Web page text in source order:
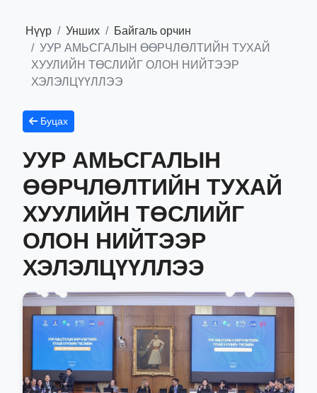
Нүүр Унших
Байгаль орчин
УУР АМЬСГАЛЫН ӨӨРЧЛӨЛТИЙН ТУХАЙ
ХУУЛИЙН ТӨСЛИЙГ ОЛОН НИЙТЭЭР
ХЭЛЭЛЦҮҮЛЛЭЭ
Буцах
УУР АМЬСГАЛЫН
ӨӨРЧЛӨЛТИЙН ТУХАЙ
ХУУЛИЙН ТӨСЛИЙГ
ОЛОН НИЙТЭЭР
ХЭЛЭЛЦҮҮЛЛЭЭ